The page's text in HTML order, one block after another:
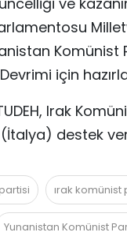
için
Irak
destek
ırak komünist
Yunanistan Komünist